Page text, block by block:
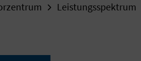
Leistungsspektrum